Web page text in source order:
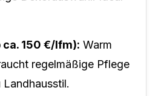
150 €/lfm): Warm
regelmäßige Pflege